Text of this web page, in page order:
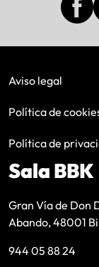
Aviso legal
Política de
Política de
Sala BBK
Gran Vía de Don
Abando, 48001
944 05 88 24